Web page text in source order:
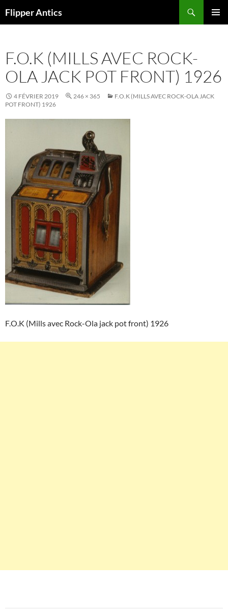
auFlipper Antics
F.O.K (MILLS AVEC ROCK-
OLA JACK POT FRONT) 1926
4 FÉVRIER 2019 246 × 365
F.O.K (MILLS AVEC ROCK-OLA JACK
POT FRONT) 1926
F.O.K (Mills avec Rock-Ola jack pot front) 1926